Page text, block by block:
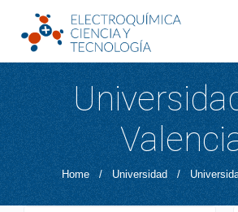
Home / Universidad /